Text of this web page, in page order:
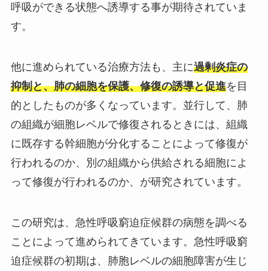
呼吸ができる状態へ誘導する事が期待されていま
す。
他に進められている治療方法も、主に過剰炎症の
抑制と、肺の細胞を保護、修復の誘導と促進を目
的としたものが多くなっています。並行して、肺
の組織が細胞レベルで修復されるときには、組織
に既存する幹細胞が分化することによって修復が
行われるのか、別の組織から供給される細胞によ
って修復が行われるのか、が研究されています。
この研究は、急性呼吸窮迫症候群の病態を調べる
ことによって進められてきています。急性呼吸窮
迫症候群の初期は、肺胞レベルの細胞障害が生じ